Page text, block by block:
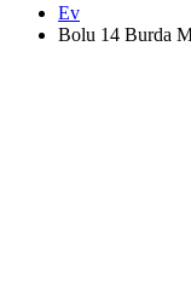
Ev
Bolu 14 Burda